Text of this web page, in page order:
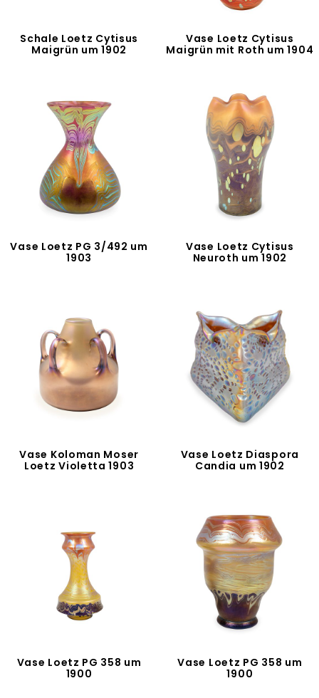
Schale Loetz Cytisus
Maigrün um 1902
Vase Loetz Cytisus
Maigrün mit Roth um 1904
Vase Loetz PG 3/492 um
1903
Vase Loetz Cytisus
Neuroth um 1902
Vase Koloman Moser
Loetz Violetta 1903
Vase Loetz Diaspora
Candia um 1902
Vase Loetz PG 358 um
1900
Vase Loetz PG 358 um
1900